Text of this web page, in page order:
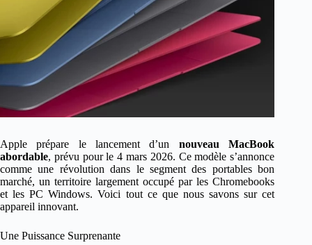
Apple prépare le lancement d’un nouveau MacBook
abordable, prévu pour le 4 mars 2026. Ce modèle s’annonce
comme une révolution dans le segment des portables bon
marché, un territoire largement occupé par les Chromebooks
et les PC Windows. Voici tout ce que nous savons sur cet
appareil innovant.
Une Puissance Surprenante